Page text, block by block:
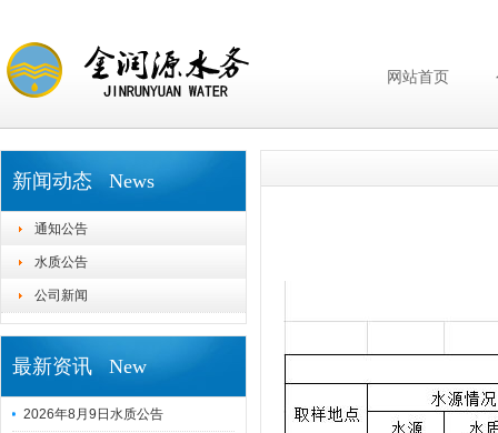
网站首页
新闻动态 News
通知公告
水质公告
公司新闻
最新资讯 New
2026年8月9日水质公告